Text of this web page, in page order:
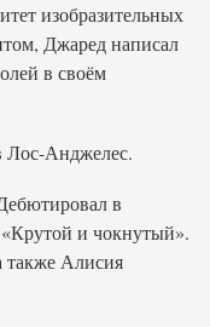
изобразительных
Джаред написал
в своём
Лос-Анджелес.
в
и чокнутый».
Алисия